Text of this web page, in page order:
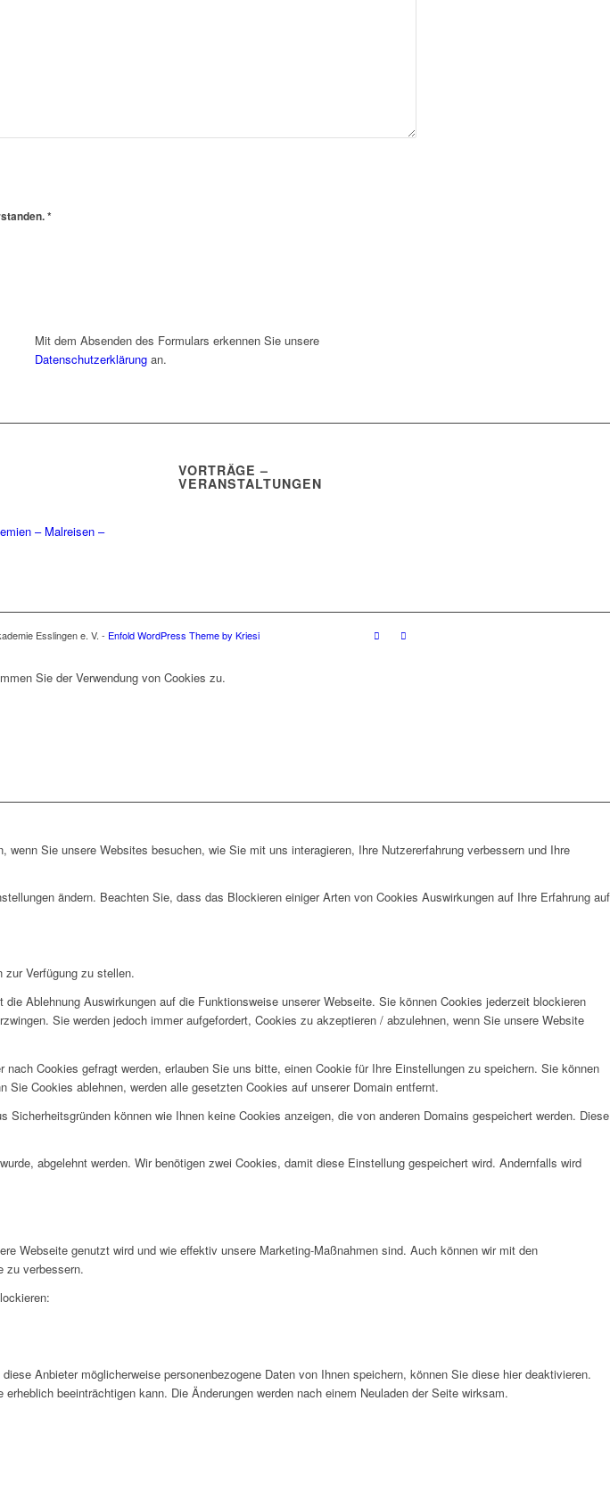
*
Mit dem Absenden des Formulars erkennen Sie unsere
Datenschutzerklärung an.
– Malreisen –
VORTRÄGE –
VERANSTALTUNGEN
Esslingen e. V. - Enfold WordPress Theme by Kriesi
Sie der Verwendung von Cookies zu.
Sie unsere Websites besuchen, wie Sie mit uns interagieren, Ihre Nutzererfahrung verbessern und Ihre
ändern. Beachten Sie, dass das Blockieren einiger Arten von Cookies Auswirkungen auf Ihre Erfahrung auf
zur Verfügung zu stellen.
Ablehnung Auswirkungen auf die Funktionsweise unserer Webseite. Sie können Cookies jederzeit blockieren
Sie werden jedoch immer aufgefordert, Cookies zu akzeptieren / abzulehnen, wenn Sie unsere Website
Cookies gefragt werden, erlauben Sie uns bitte, einen Cookie für Ihre Einstellungen zu speichern. Sie können
Cookies ablehnen, werden alle gesetzten Cookies auf unserer Domain entfernt.
können wie Ihnen keine Cookies anzeigen, die von anderen Domains gespeichert werden. Diese
abgelehnt werden. Wir benötigen zwei Cookies, damit diese Einstellung gespeichert wird. Andernfalls wird
Webseite genutzt wird und wie effektiv unsere Marketing-Maßnahmen sind. Auch können wir mit den
zu verbessern.
Anbieter möglicherweise personenbezogene Daten von Ihnen speichern, können Sie diese hier deaktivieren.
beeinträchtigen kann. Die Änderungen werden nach einem Neuladen der Seite wirksam.